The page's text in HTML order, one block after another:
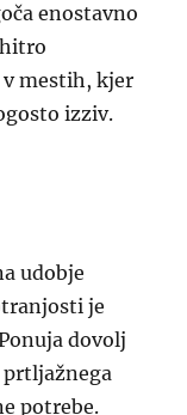
enostavno
mestih, kjer
izziv.
udobje
je
dovolj
potrebe.